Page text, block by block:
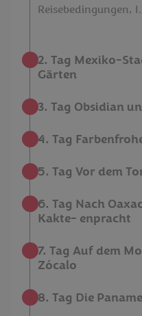
Reisebedingungen,
2. Tag Mexiko-
Gärten
3. Tag Obsidian
4. Tag
5. Tag Vor dem
6. Tag Nach
Kakte- enpracht
7. Tag Auf dem
Zócalo
8. Tag Die